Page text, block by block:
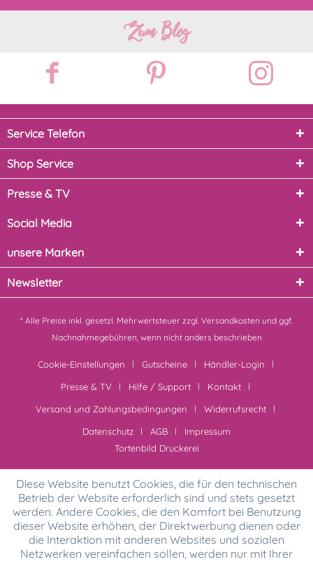
Zum Blog
Service Telefon
Shop Service
Presse & TV
Social Media
unsere Marken
Newsletter
* Alle Preise inkl. gesetzl. Mehrwertsteuer zzgl. Versandkosten und ggf.
Nachnahmegebühren, wenn nicht anders beschrieben
Cookie-Einstellungen Gutscheine
Händler-Login
Presse & TV
Hilfe / Support
Kontakt
Versand und Zahlungsbedingungen
Widerrufsrecht
Datenschutz
AGB
Impressum
Tortenbild Druckerei
Diese Website benutzt Cookies, die für den technischen
Betrieb der Website erforderlich sind und stets gesetzt
werden. Andere Cookies, die den Komfort bei Benutzung
dieser Website erhöhen, der Direktwerbung dienen oder
die Interaktion mit anderen Websites und sozialen
Netzwerken vereinfachen sollen, werden nur mit Ihrer